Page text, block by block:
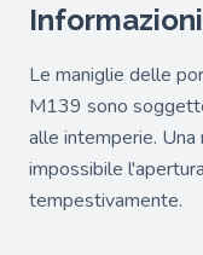
Le maniglie delle
M139 sono
alle intemperie.
impossibile
tempestivamente.